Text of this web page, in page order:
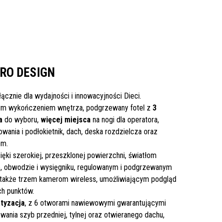
DESIGN
dla wydajności i innowacyjności Dieci.
wykończeniem wnętrza, podgrzewany fotel z 3
do wyboru, więcej miejscana nogi dla operatora,
i podłokietnik, dach, deska rozdzielcza oraz
szerokiej, przeszklonej powierzchni, światłom
obwodzie i wysięgniku, regulowanym i podgrzewanym
trzem kamerom wireless, umożliwiającym podgląd
punktów.
, z 6 otworami nawiewowymi gwarantującymi
szyb przedniej, tylnej oraz otwieranego dachu,